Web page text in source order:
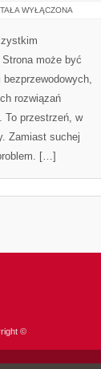
WYŁĄCZONA
może być
rozwiązań
To przestrzeń, w
Zamiast suchej
[…]
©